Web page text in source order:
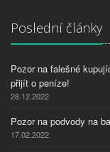
Poslední články
Pozor na falešné
přijít o peníze!
28.12.2022
Pozor na podvody na
17.02.2022